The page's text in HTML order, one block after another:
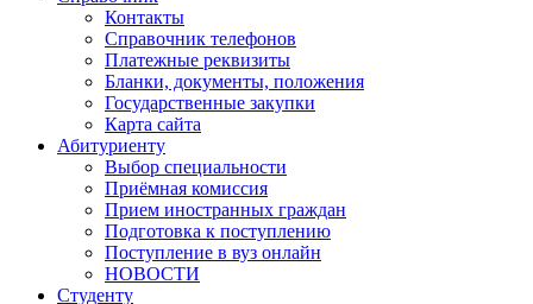
Контакты
Справочник телефонов
Платежные реквизиты
Бланки, документы, положения
Государственные закупки
Карта сайта
Абитуриенту
Выбор специальности
Приёмная комиссия
Прием иностранных граждан
Подготовка к поступлению
Поступление в вуз онлайн
НОВОСТИ
Студенту